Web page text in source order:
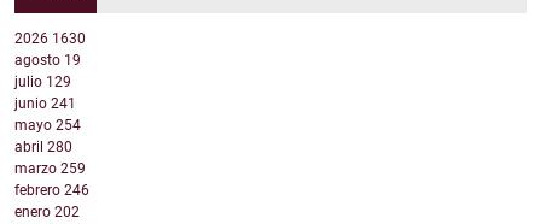
2026 1630
agosto 19
julio 129
junio 241
mayo 254
abril 280
marzo 259
febrero 246
enero 202